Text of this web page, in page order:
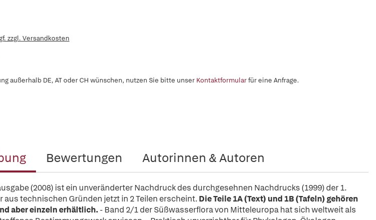
zzgl. Versandkosten
außerhalb DE, AT oder CH wünschen, nutzen Sie bitte unser Kontaktformularfür eine Anfrage.
Bewertungen Autorinnen & Autoren
(2008) ist ein unveränderter Nachdruck des durchgesehnen Nachdrucks (1999) der 1.
aus technischen Gründen jetzt in 2 Teilen erscheint.Die Teile 1A (Text) und 1B (Tafeln) gehören
aber einzeln erhältlich.- Band 2/1 der Süßwasserflora von Mitteleuropa hat sich weltweit als